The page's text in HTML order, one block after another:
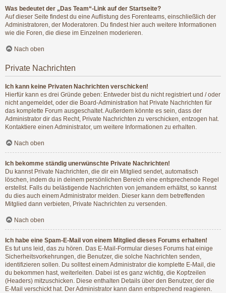
Was bedeutet der „Das Team“-Link auf der Startseite?
Auf dieser Seite findest du eine Auflistung des Forenteams, einschließlich der
Administratoren, der Moderatoren. Du findest hier auch weitere Informationen
wie die Foren, die diese im Einzelnen moderieren.
Nach oben
Private Nachrichten
Ich kann keine Privaten Nachrichten verschicken!
Hierfür kann es drei Gründe geben: Entweder bist du nicht registriert und / oder
nicht angemeldet, oder die Board-Administration hat Private Nachrichten für
das komplette Forum ausgeschaltet. Außerdem könnte es sein, dass der
Administrator dir das Recht, Private Nachrichten zu verschicken, entzogen hat.
Kontaktiere einen Administrator, um weitere Informationen zu erhalten.
Nach oben
Ich bekomme ständig unerwünschte Private Nachrichten!
Du kannst Private Nachrichten, die dir ein Mitglied sendet, automatisch
löschen, indem du in deinem persönlichen Bereich eine entsprechende Regel
erstellst. Falls du belästigende Nachrichten von jemandem erhältst, so kannst
du dies auch einem Administrator melden. Dieser kann dem betreffenden
Mitglied dann verbieten, Private Nachrichten zu versenden.
Nach oben
Ich habe eine Spam-E-Mail von einem Mitglied dieses Forums erhalten!
Es tut uns leid, das zu hören. Das E-Mail-Formular dieses Forums hat einige
Sicherheitsvorkehrungen, die Benutzer, die solche Nachrichten senden,
identifizieren sollen. Du solltest einem Administrator die komplette E-Mail, die
du bekommen hast, weiterleiten. Dabei ist es ganz wichtig, die Kopfzeilen
(Headers) mitzuschicken. Diese enthalten Details über den Benutzer, der die
E-Mail verschickt hat. Der Administrator kann dann entsprechend reagieren.